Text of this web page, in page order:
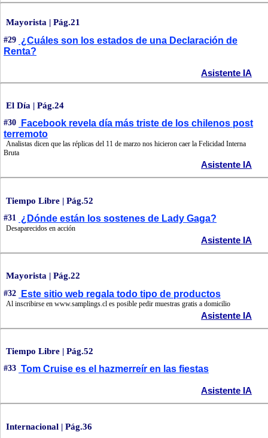
Mayorista | Pág.21
#29 ¿Cuáles son los estados de una Declaración de
Renta?
Asistente IA
El Día | Pág.24
#30
Facebook revela día más triste de los chilenos post
terremoto
Analistas dicen que las réplicas del 11 de marzo nos hicieron caer la Felicidad Interna
Bruta
Asistente IA
Tiempo Libre | Pág.52
#31 ¿Dónde están los sostenes de Lady Gaga?
Desaparecidos en acción
Asistente IA
Mayorista | Pág.22
#32 Este sitio web regala todo tipo de productos
Al inscribirse en www.samplings.cl es posible pedir muestras gratis a domicilio
Asistente IA
Tiempo Libre | Pág.52
#33 Tom Cruise es el hazmerreír en las fiestas
Asistente IA
Internacional | Pág.36